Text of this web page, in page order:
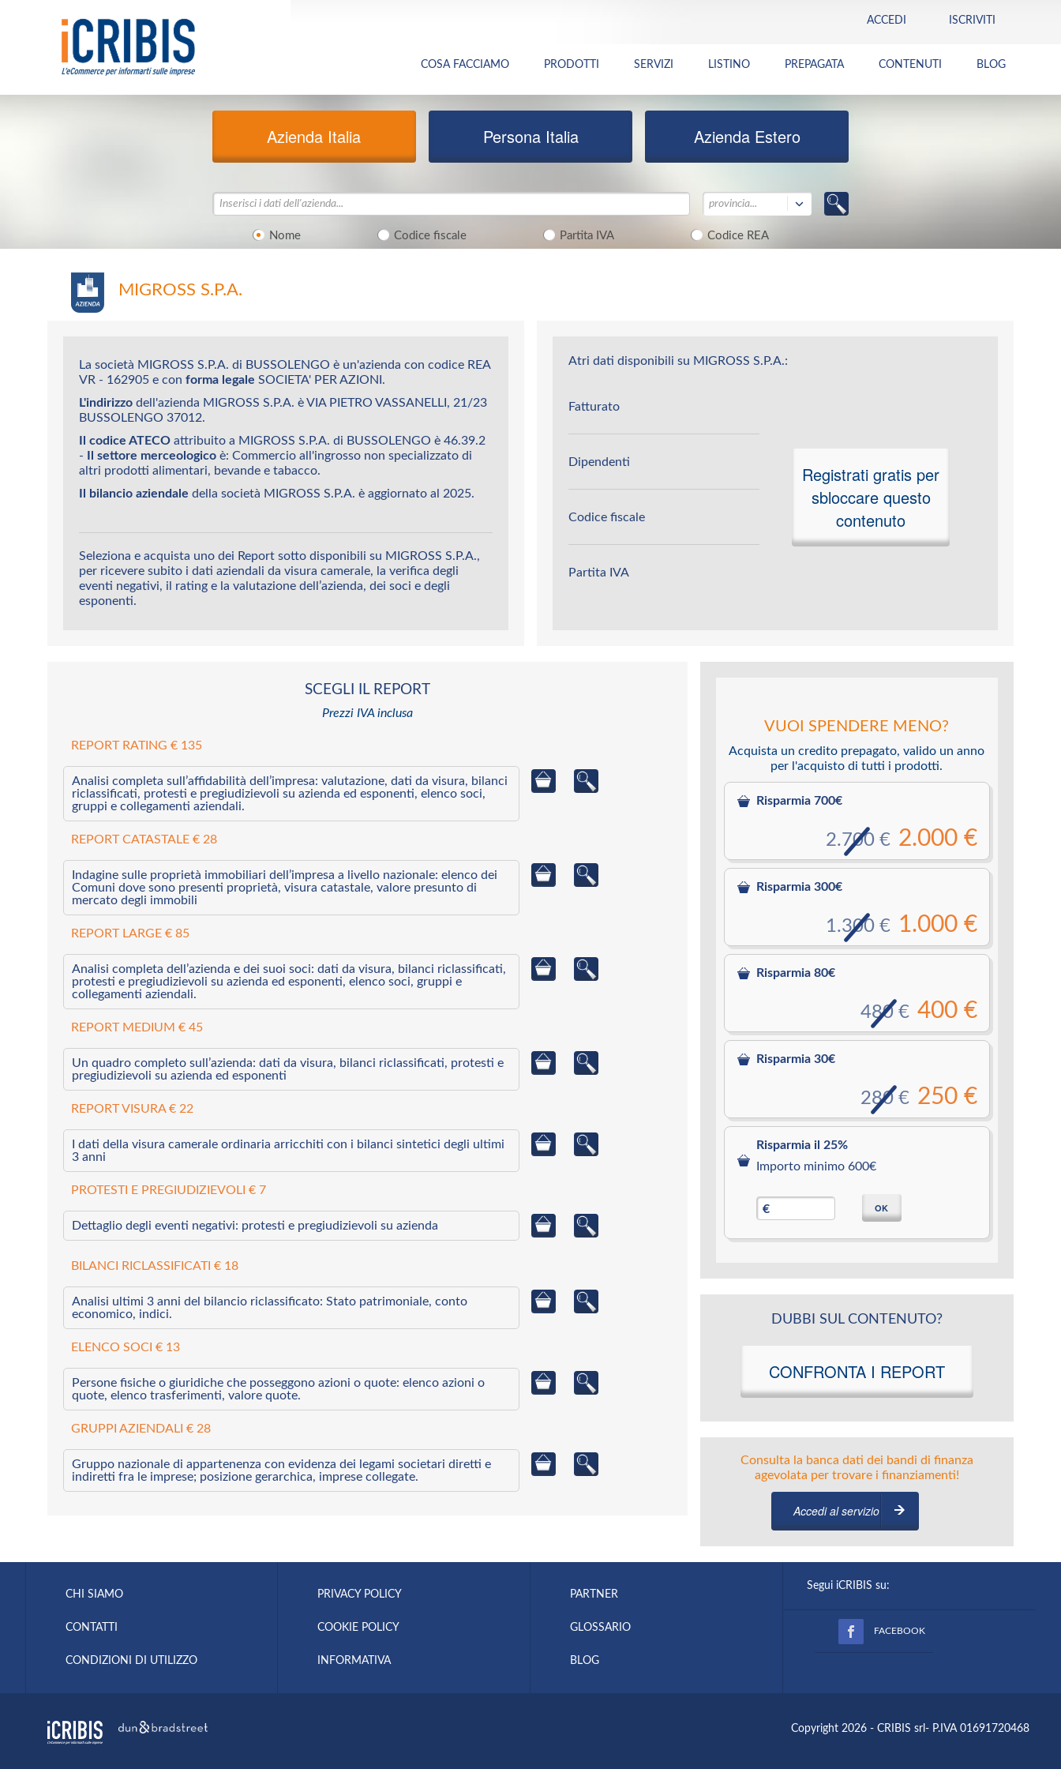
ACCEDI ISCRIVITI
COSA FACCIAMO PRODOTTI SERVIZI LISTINO PREPAGATA CONTENUTI BLOG
Azienda Italia Persona Italia Azienda Estero
Nome Codice fiscale Partita IVA Codice REA
provincia...
MIGROSS S.P.A.
La società MIGROSS S.P.A. di BUSSOLENGO è un'azienda con codice REA
VR - 162905 e con forma legale SOCIETA' PER AZIONI.
L'indirizzo dell'azienda MIGROSS S.P.A. è VIA PIETRO VASSANELLI, 21/23
BUSSOLENGO 37012.
Il codice ATECO attribuito a MIGROSS S.P.A. di BUSSOLENGO è 46.39.2
-
Il settore merceologico è: Commercio all'ingrosso non specializzato di
altri prodotti alimentari, bevande e tabacco.
Il bilancio aziendale della società MIGROSS S.P.A. è aggiornato al 2025.
Seleziona e acquista uno dei Report sotto disponibili su MIGROSS S.P.A.,
per ricevere subito i dati aziendali da visura camerale, la verifica degli
eventi negativi, il rating e la valutazione dell’azienda, dei soci e degli
esponenti.
Atri dati disponibili su MIGROSS S.P.A.:
Fatturato
Dipendenti
Codice fiscale
Partita IVA
Registrati gratis per
sbloccare questo
contenuto
SCEGLI IL REPORT
Prezzi IVA inclusa
REPORT RATING € 135
Analisi completa sull’affidabilità dell’impresa: valutazione, dati da visura, bilanci
riclassificati, protesti e pregiudizievoli su azienda ed esponenti, elenco soci,
gruppi e collegamenti aziendali.
REPORT CATASTALE € 28
Indagine sulle proprietà immobiliari dell’impresa a livello nazionale: elenco dei
Comuni dove sono presenti proprietà, visura catastale, valore presunto di
mercato degli immobili
REPORT LARGE € 85
Analisi completa dell’azienda e dei suoi soci: dati da visura, bilanci riclassificati,
protesti e pregiudizievoli su azienda ed esponenti, elenco soci, gruppi e
collegamenti aziendali.
REPORT MEDIUM € 45
Un quadro completo sull’azienda: dati da visura, bilanci riclassificati, protesti e
pregiudizievoli su azienda ed esponenti
REPORT VISURA € 22
I dati della visura camerale ordinaria arricchiti con i bilanci sintetici degli ultimi
3 anni
PROTESTI E PREGIUDIZIEVOLI € 7
Dettaglio degli eventi negativi: protesti e pregiudizievoli su azienda
BILANCI RICLASSIFICATI € 18
Analisi ultimi 3 anni del bilancio riclassificato: Stato patrimoniale, conto
economico, indici.
ELENCO SOCI € 13
Persone fisiche o giuridiche che posseggono azioni o quote: elenco azioni o
quote, elenco trasferimenti, valore quote.
GRUPPI AZIENDALI € 28
Gruppo nazionale di appartenenza con evidenza dei legami societari diretti e
indiretti fra le imprese; posizione gerarchica, imprese collegate.
VUOI SPENDERE MENO?
Acquista un credito prepagato, valido un anno
per l'acquisto di tutti i prodotti.
Risparmia 700€
2.000 €
2.700 €
Risparmia 300€
1.000 €
1.300 €
Risparmia 80€
400 €
480 €
Risparmia 30€
250 €
280 €
Risparmia il 25%
Importo minimo 600€
€ OK
DUBBI SUL CONTENUTO?
CONFRONTA I REPORT
Consulta la banca dati dei bandi di finanza
agevolata per trovare i finanziamenti!
Accedi al servizio
CHI SIAMO
CONTATTI
CONDIZIONI DI UTILIZZO
PRIVACY POLICY
COOKIE POLICY
INFORMATIVA
PARTNER
GLOSSARIO
BLOG
Segui iCRIBIS su:
FACEBOOK
Copyright 2026 - CRIBIS srl- P.IVA 01691720468